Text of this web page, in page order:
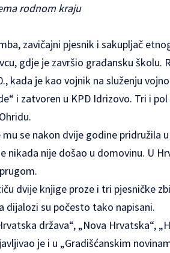
rodnom kraju
zavičajni pjesnik i sakupljač
gdje je završio građansku školu.
kada je kao vojnik na služenju
i zatvoren u KPD Idrizovo. Tri i
se nakon dvije godine pridružila
nikada nije došao u domovinu. U
dvije knjige proze i tri pjesničke
su počesto tako napisani.
država“, „Nova Hrvatska“,
je i u „Gradišćanskim